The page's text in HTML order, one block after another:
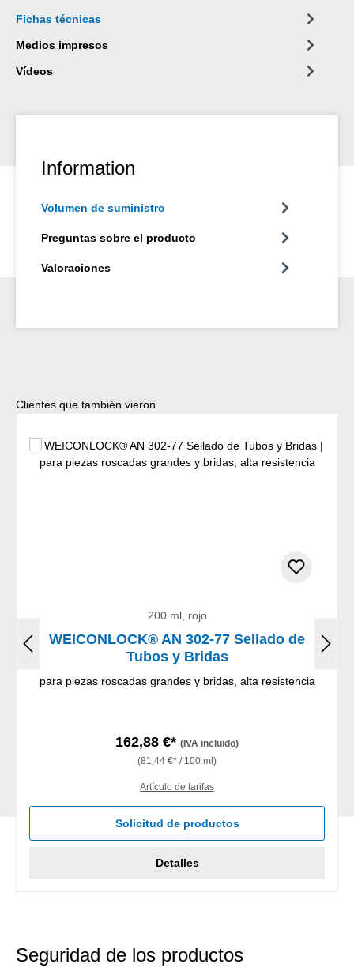
Fichas técnicas
Medios impresos
Vídeos
Information
Volumen de suministro
Preguntas sobre el producto
Valoraciones
Omitir la galería de productos
Clientes que también vieron
200 ml, rojo
WEICONLOCK® AN 302-77 Sellado de
Tubos y Bridas
para piezas roscadas grandes y bridas, alta resistencia
162,88 €* (IVA incluido)
(81,44 €* / 100 ml)
Artículo de tarifas
Solicitud de productos
Detalles
Seguridad de los productos